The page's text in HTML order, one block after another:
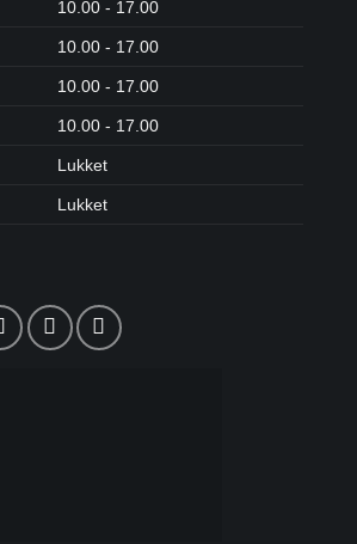
10.00 - 17.00
10.00 - 17.00
10.00 - 17.00
10.00 - 17.00
Lukket
Lukket